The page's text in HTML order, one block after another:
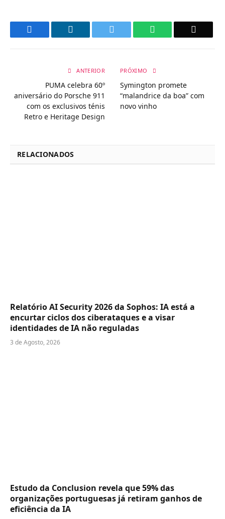
WhatsApp
ANTERIOR
PUMA celebra 60º
aniversário do Porsche 911
com os exclusivos ténis
Retro e Heritage Design
PRÓXIMO
Symington promete
“malandrice da boa” com
novo vinho
RELACIONADOS
Relatório AI Security 2026 da Sophos: IA está a
encurtar ciclos dos ciberataques e a visar
identidades de IA não reguladas
3 de Agosto, 2026
Estudo da Conclusion revela que 59% das
organizações portuguesas já retiram ganhos de
eficiência da IA